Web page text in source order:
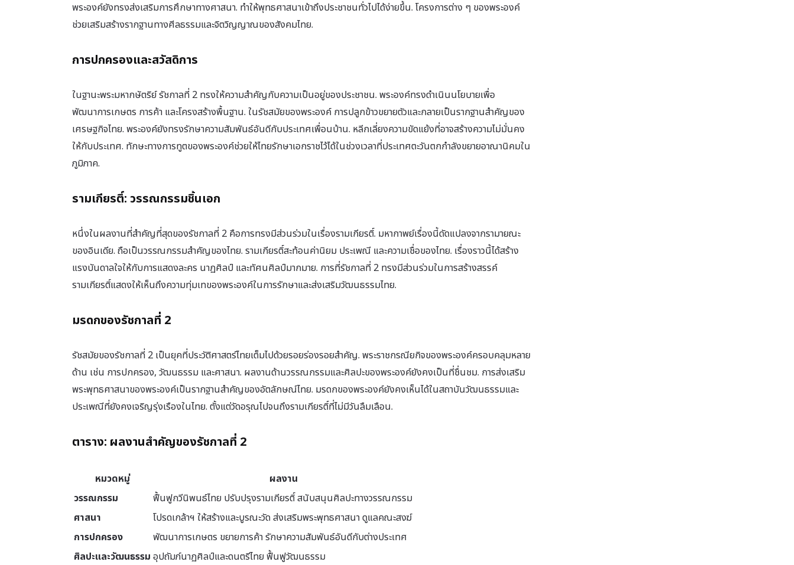
พระองค์ยังทรงส่งเสริมการศึกษาทางศาสนา. ทำให้พุทธศาสนาเข้าถึงประชาชนทั่วไปได้ง่ายขึ้น. โครงการต่าง ๆ ของพระองค์
ช่วยเสริมสร้างรากฐานทางศีลธรรมและจิตวิญญาณของสังคมไทย.
การปกครองและสวัสดิการ
ในฐานะพระมหากษัตริย์ รัชกาลที่ 2 ทรงให้ความสำคัญกับความเป็นอยู่ของประชาชน. พระองค์ทรงดำเนินนโยบายเพื่อ
พัฒนาการเกษตร การค้า และโครงสร้างพื้นฐาน. ในรัชสมัยของพระองค์ การปลูกข้าวขยายตัวและกลายเป็นรากฐานสำคัญของ
เศรษฐกิจไทย. พระองค์ยังทรงรักษาความสัมพันธ์อันดีกับประเทศเพื่อนบ้าน. หลีกเลี่ยงความขัดแย้งที่อาจสร้างความไม่มั่นคง
ให้กับประเทศ. ทักษะทางการทูตของพระองค์ช่วยให้ไทยรักษาเอกราชไว้ได้ในช่วงเวลาที่ประเทศตะวันตกกำลังขยายอาณานิคมใน
ภูมิภาค.
รามเกียรติ์: วรรณกรรมชิ้นเอก
หนึ่งในผลงานที่สำคัญที่สุดของรัชกาลที่ 2 คือการทรงมีส่วนร่วมในเรื่องรามเกียรติ์. มหากาพย์เรื่องนี้ดัดแปลงจากรามายณะ
ของอินเดีย. ถือเป็นวรรณกรรมสำคัญของไทย. รามเกียรติ์สะท้อนค่านิยม ประเพณี และความเชื่อของไทย. เรื่องราวนี้ได้สร้าง
แรงบันดาลใจให้กับการแสดงละคร นาฏศิลป์ และทัศนศิลป์มากมาย. การที่รัชกาลที่ 2 ทรงมีส่วนร่วมในการสร้างสรรค์
รามเกียรติ์แสดงให้เห็นถึงความทุ่มเทของพระองค์ในการรักษาและส่งเสริมวัฒนธรรมไทย.
มรดกของรัชกาลที่ 2
รัชสมัยของรัชกาลที่ 2 เป็นยุคที่ประวัติศาสตร์ไทยเต็มไปด้วยรอยร่องรอยสำคัญ. พระราชกรณียกิจของพระองค์ครอบคลุมหลาย
ด้าน เช่น การปกครอง, วัฒนธรรม และศาสนา. ผลงานด้านวรรณกรรมและศิลปะของพระองค์ยังคงเป็นที่ชื่นชม. การส่งเสริม
พระพุทธศาสนาของพระองค์เป็นรากฐานสำคัญของอัตลักษณ์ไทย. มรดกของพระองค์ยังคงเห็นได้ในสถาบันวัฒนธรรมและ
ประเพณีที่ยังคงเจริญรุ่งเรืองในไทย. ตั้งแต่วัดอรุณไปจนถึงรามเกียรติ์ที่ไม่มีวันลืมเลือน.
ตาราง: ผลงานสำคัญของรัชกาลที่ 2
หมวดหมู่
ผลงาน
วรรณกรรม
ฟื้นฟูกวีนิพนธ์ไทย ปรับปรุงรามเกียรติ์ สนับสนุนศิลปะทางวรรณกรรม
ศาสนา
โปรดเกล้าฯ ให้สร้างและบูรณะวัด ส่งเสริมพระพุทธศาสนา ดูแลคณะสงฆ์
การปกครอง
พัฒนาการเกษตร ขยายการค้า รักษาความสัมพันธ์อันดีกับต่างประเทศ
ศิลปะและวัฒนธรรม อุปถัมภ์นาฏศิลป์และดนตรีไทย ฟื้นฟูวัฒนธรรม